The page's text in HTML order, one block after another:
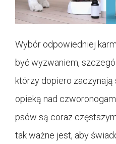
Wybór odpowiedniej
być wyzwaniem,
którzy dopiero
opieką nad
psów są coraz
tak ważne jest, aby